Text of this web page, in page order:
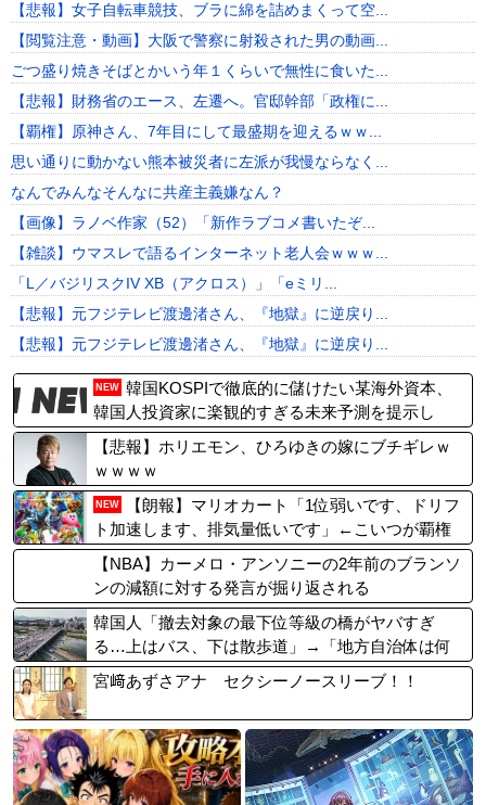
【悲報】女子自転車競技、ブラに綿を詰めまくって空...
【閲覧注意・動画】大阪で警察に射殺された男の動画...
ごつ盛り焼きそばとかいう年１くらいで無性に食いた...
【悲報】財務省のエース、左遷へ。官邸幹部「政権に...
【覇権】原神さん、7年目にして最盛期を迎えるｗｗ...
思い通りに動かない熊本被災者に左派が我慢ならなく...
なんでみんなそんなに共産主義嫌なん？
【画像】ラノベ作家（52）「新作ラブコメ書いたぞ...
【雑談】ウマスレで語るインターネット老人会ｗｗｗ...
「L／バジリスクIV XB（アクロス）」「eミリ...
【悲報】元フジテレビ渡邊渚さん、『地獄』に逆戻り...
【悲報】元フジテレビ渡邊渚さん、『地獄』に逆戻り...
NEW 韓国KOSPIで徹底的に儲けたい某海外資本、
韓国人投資家に楽観的すぎる未来予測を提示し
て……
【悲報】ホリエモン、ひろゆきの嫁にブチギレｗ
ｗｗｗｗ
NEW
【朗報】マリオカート「1位弱いです、ドリフ
ト加速します、排気量低いです」←こいつが覇権
取った理由ｗｗｗ
【NBA】カーメロ・アンソニーの2年前のブランソ
ンの減額に対する発言が掘り返される
韓国人「撤去対象の最下位等級の橋がヤバすぎ
る…上はバス、下は散歩道」→「地方自治体は何
をしてるんだ」
宮﨑あずさアナ セクシーノースリーブ！！